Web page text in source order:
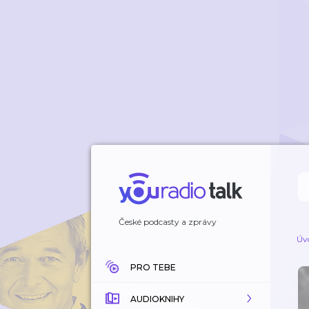
České podcasty a zprávy
PRO TEBE
AUDIOKNIHY